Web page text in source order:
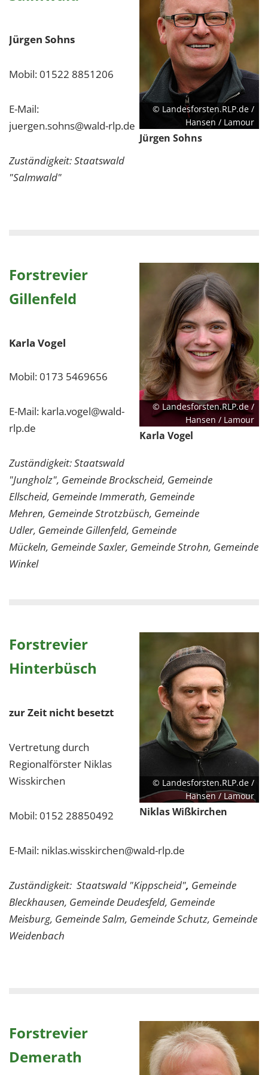
© Landesforsten.RLP.de /
Hansen / Lamour
Jürgen Sohns
Jürgen Sohns
Mobil: 01522 8851206
E-Mail:
juergen.sohns@wald-rlp.de
Zuständigkeit: Staatswald
"Salmwald"
© Landesforsten.RLP.de /
Hansen / Lamour
Karla Vogel
Forstrevier
Gillenfeld
Karla Vogel
Mobil: 0173 5469656
E-Mail: karla.vogel@wald-
rlp.de
Zuständigkeit: Staatswald
"Jungholz", Gemeinde Brockscheid, Gemeinde
Ellscheid, Gemeinde Immerath, Gemeinde
Mehren, Gemeinde Strotzbüsch, Gemeinde
Udler, Gemeinde Gillenfeld, Gemeinde
Mückeln, Gemeinde Saxler, Gemeinde Strohn, Gemeinde
Winkel
© Landesforsten.RLP.de /
Hansen / Lamour
Niklas Wißkirchen
Forstrevier
Hinterbüsch
zur Zeit nicht besetzt
Vertretung durch
Regionalförster Niklas
Wisskirchen
Mobil: 0152 28850492
E-Mail: niklas.wisskirchen@wald-rlp.de
Zuständigkeit: Staatswald "Kippscheid", Gemeinde
Bleckhausen, Gemeinde Deudesfeld, Gemeinde
Meisburg, Gemeinde Salm, Gemeinde Schutz, Gemeinde
Weidenbach
Forstrevier
Demerath
Um Inhalte von Videoplattformen und Social Media
Plattformen anzeigen zu können, werden von
diesen externen Medien Cookies gesetzt.
YouTube
Vimeo